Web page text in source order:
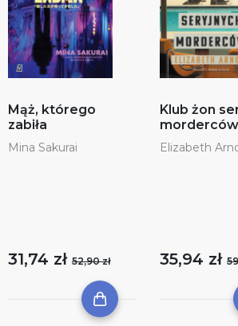
Mąż, którego
zabiła
Mina Sakurai
31,74 zł 52,90 zł
Klub żon
morderców
Elizabeth
35,94 zł